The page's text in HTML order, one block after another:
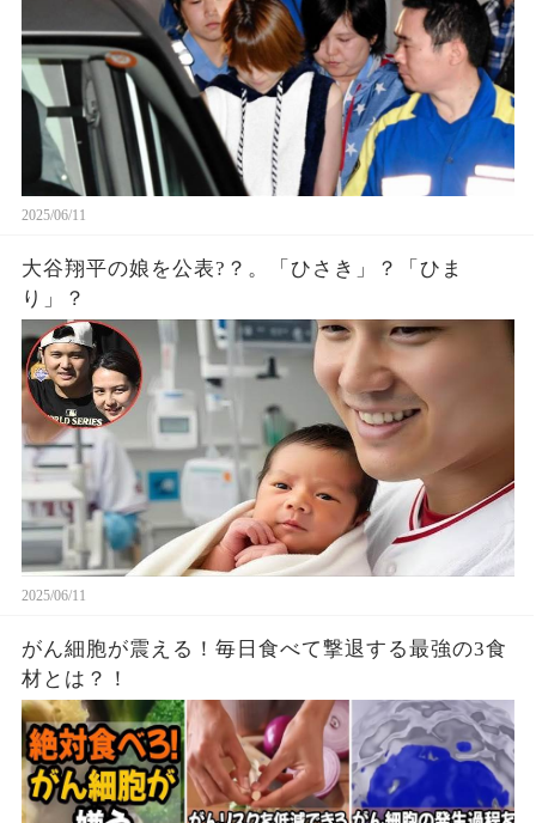
2025/06/11
大谷翔平の娘を公表?？。「ひさき」？「ひま
り」？
2025/06/11
がん細胞が震える！毎日食べて撃退する最強の3食
材とは？！